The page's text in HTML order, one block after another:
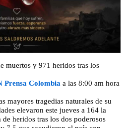
muertos y 971 heridos tras los
Prensa Colombia a las 8:00 am hora
mayores tragedias naturales de su
elevaron este jueves a 164 la
heridos tras los dos poderosos